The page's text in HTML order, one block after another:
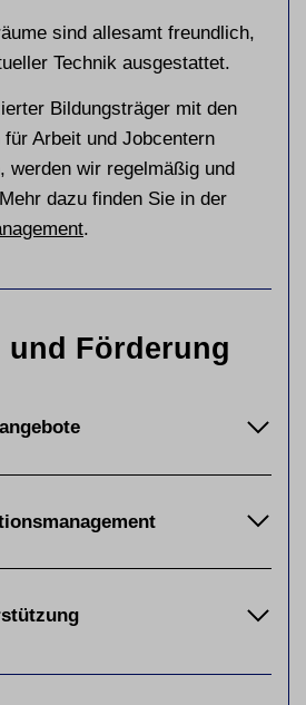
sind allesamt freundlich,
Technik ausgestattet.
Bildungsträger mit den
für Arbeit und Jobcentern
werden wir regelmäßig und
dazu finden Sie in der
.
Förderung